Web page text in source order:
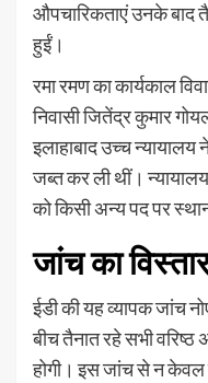
औपचारिकताएं उनके बाद
हुईं।
रमा रमण का कार्यकाल
निवासी जितेंद्र कुमार
इलाहाबाद उच्च
जब्त कर ली थीं।
को किसी अन्य पद पर
जांच का
ईडी की यह व्यापक जांच
बीच तैनात रहे सभी वरिष्ठ
होगी। इस जांच से न केवल